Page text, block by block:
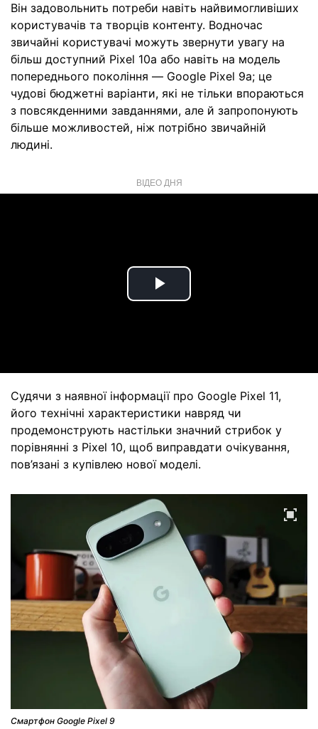
Він задовольнить потреби навіть найвимогливіших
користувачів та творців контенту. Водночас
звичайні користувачі можуть звернути увагу на
більш доступний Pixel 10a або навіть на модель
попереднього покоління — Google Pixel 9a; це
чудові бюджетні варіанти, які не тільки впораються
з повсякденними завданнями, але й запропонують
більше можливостей, ніж потрібно звичайній
людині.
ВІДЕО ДНЯ
Play
Судячи з наявної інформації про Google Pixel 11,
його технічні характеристики навряд чи
продемонструють настільки значний стрибок у
порівнянні з Pixel 10, щоб виправдати очікування,
пов’язані з купівлею нової моделі.
Смартфон Google Pixel 9